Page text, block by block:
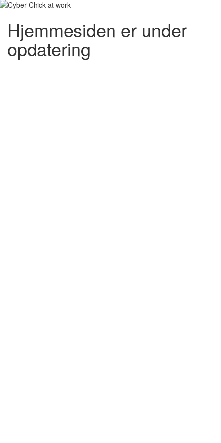
Hjemmesiden er under
opdatering